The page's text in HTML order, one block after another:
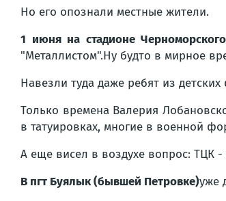
Но его опознали местные жители.
1 июня на стадионе
"Металлистом".Ну будто в мирное
Навезли туда даже ребят из
Только времена Валерия
в татуировках, многие в военной
А еще висел в воздухе вопрос: ТЦК
В пгт Буялык (бывшей Петровке)уже